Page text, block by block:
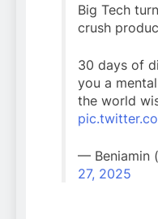
Big Tech
crush
30 days of
you a
the world
— Beniamin
27, 2025